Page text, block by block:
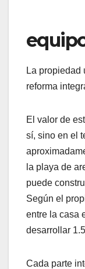
La propiedad
reforma
El valor de
sí, sino en el
la playa de
puede
Según el
entre la casa
desarrollar
Cada parte